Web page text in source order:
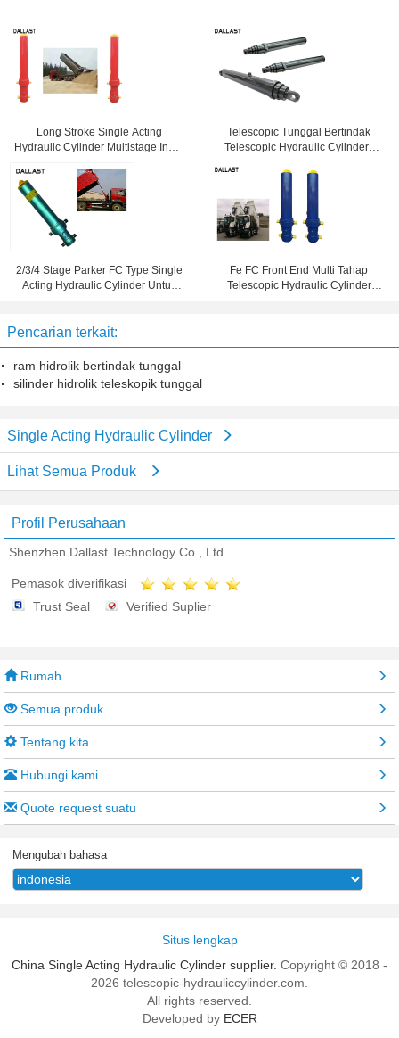
Long Stroke Single Acting
Hydraulic Cylinder Multistage Inner
Telescopic Tunggal Bertindak
Telescopic Hydraulic Cylinders
20mm
2/3/4 Stage Parker FC Type Single
Acting Hydraulic Cylinder Untuk
Fe FC Front End Multi Tahap
Telescopic Hydraulic Cylinder
Pencarian terkait:
ram hidrolik bertindak tunggal
silinder hidrolik teleskopik tunggal
Single Acting Hydraulic Cylinder
Lihat Semua Produk
Profil Perusahaan
Shenzhen Dallast Technology Co., Ltd.
Pemasok diverifikasi
Trust Seal
Verified Suplier
Rumah
Semua produk
Tentang kita
Hubungi kami
Quote request suatu
Mengubah bahasa
Situs lengkap
China Single Acting Hydraulic Cylinder supplier. Copyright © 2018 -
2026 telescopic-hydrauliccylinder.com.
All rights reserved.
Developed by ECER